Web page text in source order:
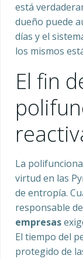
está
dueño puede
días y el
los mismos
El fin
La
virtud en las
de entropía.
responsable
empresas
El tiempo del
protegido de